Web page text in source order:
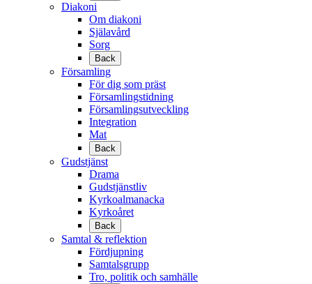
Diakoni
Om diakoni
Själavård
Sorg
Back
Församling
För dig som präst
Församlingstidning
Församlingsutveckling
Integration
Mat
Back
Gudstjänst
Drama
Gudstjänstliv
Kyrkoalmanacka
Kyrkoåret
Back
Samtal & reflektion
Fördjupning
Samtalsgrupp
Tro, politik och samhälle